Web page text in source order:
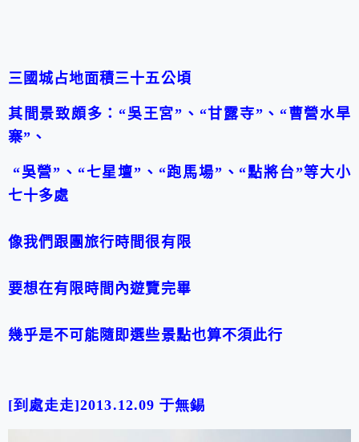
三國城占地面積三十五公頃
其間景致頗多： “吳王宮” 、 “甘露寺” 、 “ 曹營水旱
寨” 、
“吳營” 、 “七星壇” 、 “跑馬場” 、 “點將台”等大小
七十多處
像我們跟團旅行時間很有限
要想在有限時間內遊覽完畢
幾乎是不可能隨即選些景點也算不須此行
[到處走走]2013.12.09 于無錫